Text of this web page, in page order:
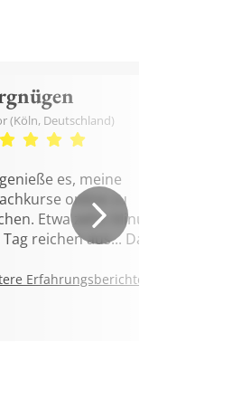
(Köln, Deutschland)
es, meine
online zu
Etwa zehn Minuten
reichen aus... Danke!
Erfahrungsberichte.